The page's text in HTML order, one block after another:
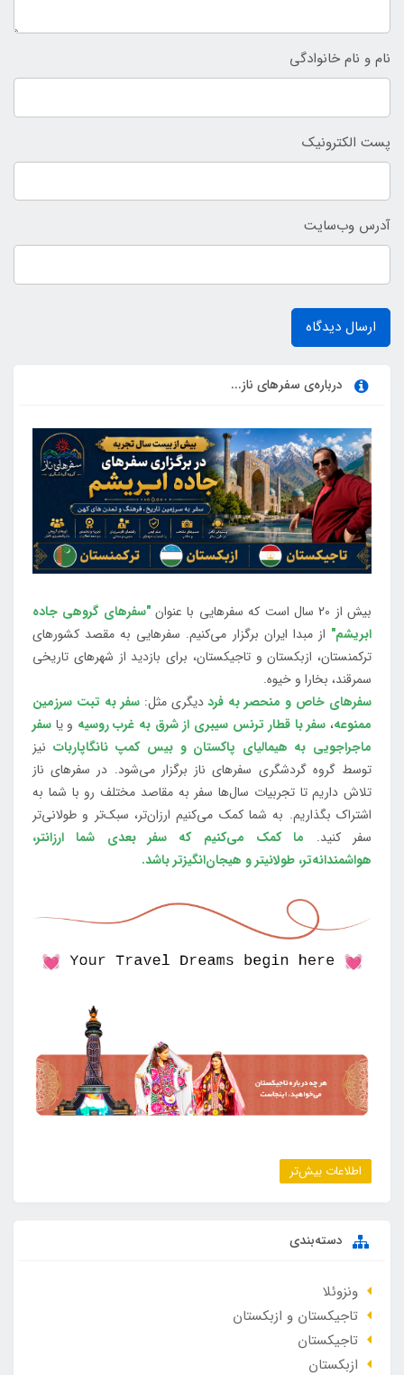
نام و نام خانوادگی
پست الکترونیک
آدرس وب‌سایت
ارسال دیدگاه
درباره‌ی سفرهای ناز...
بیش از 20 سال است که سفرهایی با عنوان
"سفرهای گروهی جاده
ابریشم" از مبدا ایران برگزار می‌کنیم. سفرهایی به مقصد کشورهای
ترکمنستان، ازبکستان و تاجیکستان، برای بازدید از شهرهای تاریخی
سمرقند، بخارا و خیوه.
سفرهای خاص و منحصر به فرددیگری مثل:سفر به تبت سرزمین
ممنوعه، سفر با قطار ترنس سیبری از شرق به غرب روسیه و یا سفر
ماجراجویی به هیمالیای پاکستان و بیس کمپ نانگاپاربات نیز
توسط گروه گردشگری سفرهای ناز برگزار می‌شود. در سفرهای ناز
تلاش داریم تا تجربیات سال‌ها سفر به مقاصد مختلف رو با شما به
اشتراک بگذاریم. به شما کمک می‌کنیم ارزان‌تر، سبک‌تر و طولانی‌تر
سفر کنید. ما کمک می‌کنیم که سفر بعدی شما ارزانتر،
هواشمندانه‌تر، طولانی‎تر و هیجان‌انگیزتر باشد.
اطلاعات بیش‌تر
دسته‌بندی
ونزوئلا
تاجیکستان و ازبکستان
تاجیکستان
ازبکستان